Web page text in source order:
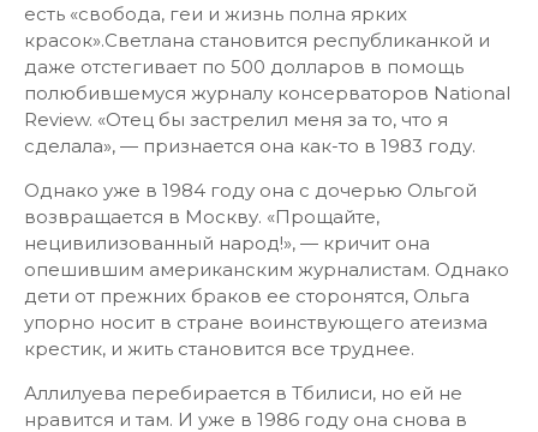
есть «свобода, геи и жизнь полна ярких
красок».Светлана становится республиканкой и
даже отстегивает по 500 долларов в помощь
полюбившемуся журналу консерваторов National
Review. «Отец бы застрелил меня за то, что я
сделала», — признается она как-то в 1983 году.
Однако уже в 1984 году она с дочерью Ольгой
возвращается в Москву. «Прощайте,
нецивилизованный народ!», — кричит она
опешившим американским журналистам. Однако
дети от прежних браков ее сторонятся, Ольга
упорно носит в стране воинствующего атеизма
крестик, и жить становится все труднее.
Аллилуева перебирается в Тбилиси, но ей не
нравится и там. И уже в 1986 году она снова в